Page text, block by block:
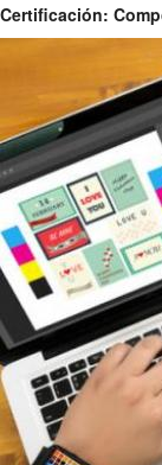
Certificación: